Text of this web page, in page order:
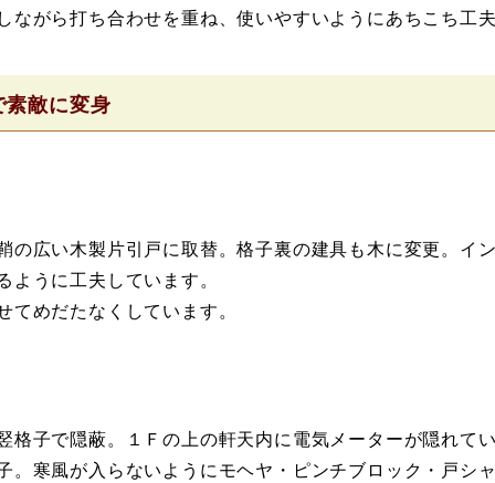
がら打ち合わせを重ね、使いやすいようにあちこち工
敵に変身
広い木製片引戸に取替。格子裏の建具も木に変更。イ
うに工夫しています。
めだたなくしています。
子で隠蔽。１Ｆの上の軒天内に電気メーターが隠れてい
寒風が入らないようにモヘヤ・ピンチブロック・戸シャ